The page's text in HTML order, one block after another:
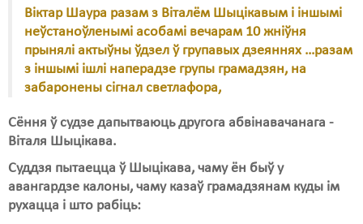
Віктар Шаура разам з Віталём Шыцікавым і іншымі
неўстаноўленымі асобамі вечарам 10 жніўня
прынялі актыўны ўдзел ў групавых дзеяннях …разам
з іншымі ішлі наперадзе групы грамадзян, на
забаронены сігнал светлафора,
Сёння ў судзе дапытваюць другога абвінавачанага -
Віталя Шыцікава.
Суддзя пытаецца ў Шыцікава, чаму ён быў у
авангардзе калоны, чаму казаў грамадзянам куды ім
рухацца і што рабіць:
Сацыяльныя правы